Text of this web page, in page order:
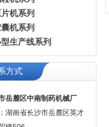
机系列
机系列
生产线系列
方式
岳麓区中南制药机械厂
湖南省长沙市岳麓区英才